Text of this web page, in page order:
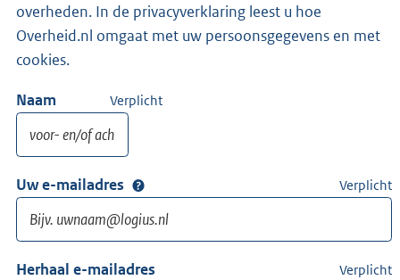
overheden. In de privacyverklaring leest u hoe
Overheid.nl omgaat met uw persoonsgegevens en met
cookies.
Naam Verplicht
Uw e-mailadres Verplicht
Herhaal e-mailadres Verplicht